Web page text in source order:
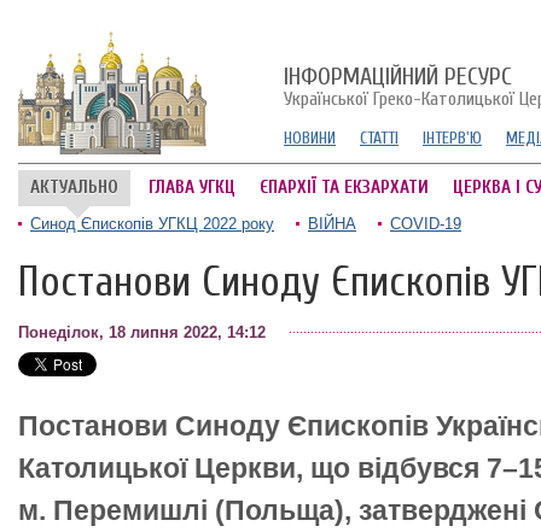
ІНФОРМАЦІЙНИЙ РЕСУРС
Української Греко-Католицької
НОВИНИ СТАТТІ ІНТЕРВ'Ю
АКТУАЛЬНО ГЛАВА УГКЦ ЄПАРХІЇ ТА ЕКЗАРХАТИ ЦЕРКВА І
Синод Єпископів УГКЦ 2022 року ВІЙНА COVID-19
Постанови Синоду Єпископів
Понеділок, 18 липня 2022, 14:12
Постанови Синоду Єпископів
Католицької Церкви, що відбувся
м. Перемишлі (Польща), затверджені